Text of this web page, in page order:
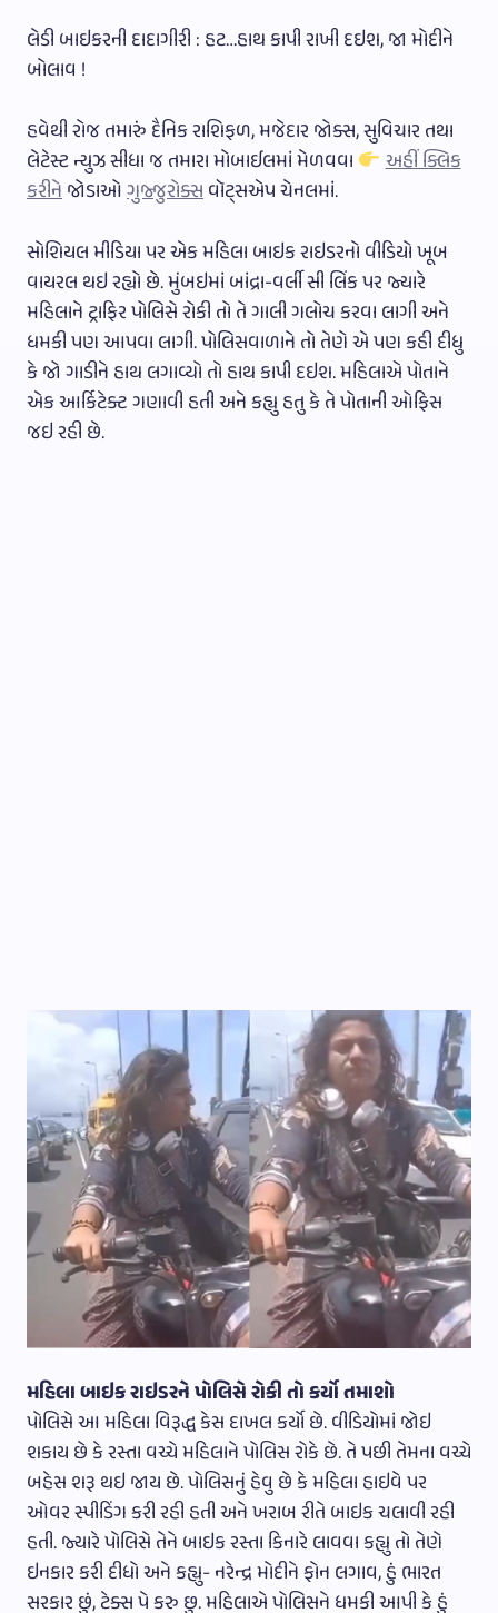
લેડી બાઇકરની દાદાગીરી : હટ…હાથ કાપી રાખી દઇશ, જા મોદીને
બોલાવ !
હવેથી રોજ તમારું દૈનિક રાશિફળ, મજેદાર જોક્સ, સુવિચાર તથા
લેટેસ્ટ ન્યુઝ સીધા જ તમારા મોબાઈલમાં મેળવવા
અહીં ક્લિક
કરીનેજોડાઓગુજ્જુરોક્સવૉટ્સએપ ચેનલમાં.
સોશિયલ મીડિયા પર એક મહિલા બાઇક રાઇડરનો વીડિયો ખૂબ
વાયરલ થઇ રહ્યો છે. મુંબઇમાં બાંદ્રા-વર્લી સી લિંક પર જ્યારે
મહિલાને ટ્રાફિર પોલિસે રોકી તો તે ગાલી ગલોચ કરવા લાગી અને
ધમકી પણ આપવા લાગી. પોલિસવાળાને તો તેણે એ પણ કહી દીધુ
કે જો ગાડીને હાથ લગાવ્યો તો હાથ કાપી દઇશ. મહિલાએ પોતાને
એક આર્કિટેક્ટ ગણાવી હતી અને કહ્યુ હતુ કે તે પોતાની ઓફિસ
જઇ રહી છે.
મહિલા બાઇક રાઇડરને પોલિસે રોકી તો કર્યો તમાશો
પોલિસે આ મહિલા વિરૂદ્ધ કેસ દાખલ કર્યો છે. વીડિયોમાં જોઇ
શકાય છે કે રસ્તા વચ્ચે મહિલાને પોલિસ રોકે છે. તે પછી તેમના વચ્ચે
બહેસ શરૂ થઇ જાય છે. પોલિસનું હેવુ છે કે મહિલા હાઇવે પર
ઓવર સ્પીડિંગ કરી રહી હતી અને ખરાબ રીતે બાઇક ચલાવી રહી
હતી. જ્યારે પોલિસે તેને બાઇક રસ્તા કિનારે લાવવા કહ્યુ તો તેણે
ઇનકાર કરી દીધો અને કહ્યુ- નરેન્દ્ર મોદીને ફોન લગાવ, હું ભારત
સરકાર છું, ટેક્સ પે કરુ છુ. મહિલાએ પોલિસને ધમકી આપી કે હું